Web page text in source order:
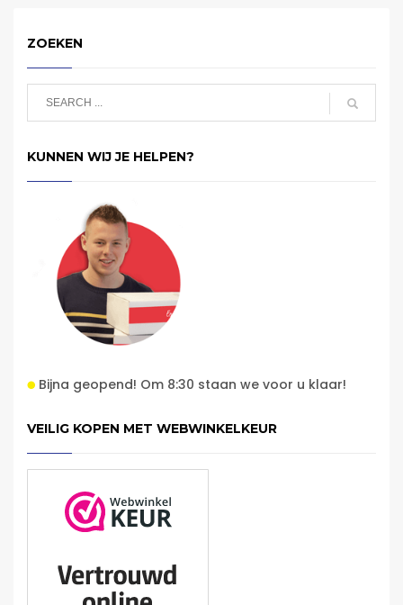
ZOEKEN
KUNNEN WIJ JE HELPEN?
Bijna geopend! Om 8:30 staan we voor u klaar!
VEILIG KOPEN MET WEBWINKELKEUR